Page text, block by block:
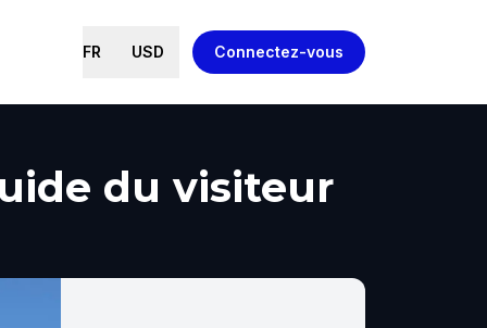
FR USD Connectez-vous
du visiteur